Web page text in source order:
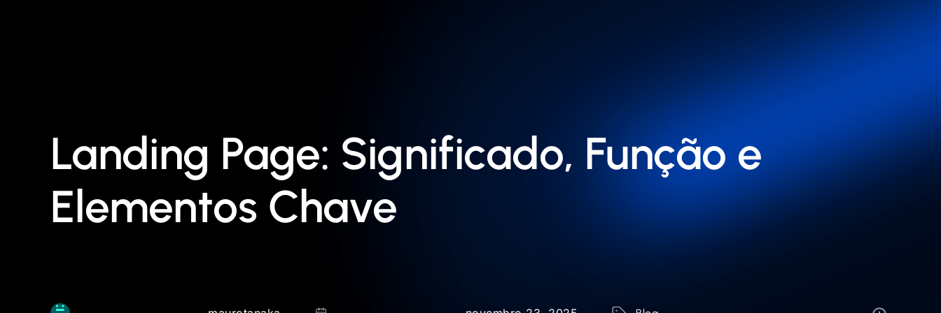
Landing Page: Significado, Função e
Elementos Chave